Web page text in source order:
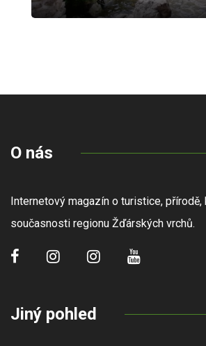
O nás
Internetový magazín o turistice,
současnosti regionu Žďárských vrchů.
Jiný pohled